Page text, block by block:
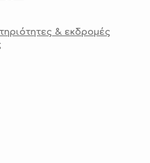
& εκδρομές